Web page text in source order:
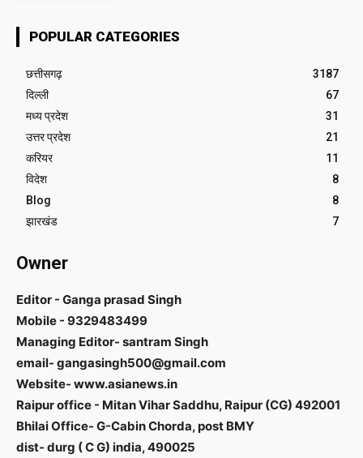
POPULAR CATEGORIES
छत्तीसगढ़
3187
दिल्ली
67
मध्य प्रदेश
31
उत्तर प्रदेश
21
करियर
11
विदेश
8
Blog
8
झारखंड
7
Owner
Editor - Ganga prasad Singh
Mobile - 9329483499
Managing Editor- santram Singh
email- gangasingh500@gmail.com
Website- www.asianews.in
Raipur office - Mitan Vihar Saddhu, Raipur (CG) 492001
Bhilai Office- G-Cabin Chorda, post BMY
dist- durg ( C G) india, 490025